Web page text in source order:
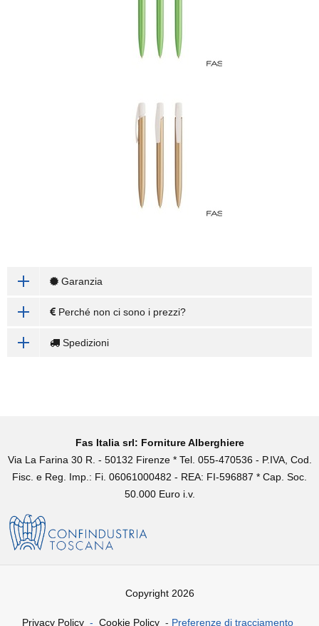
Garanzia
Perché non ci sono i prezzi?
Spedizioni
Fas Italia srl: Forniture Alberghiere
Via La Farina 30 R. - 50132 Firenze * Tel. 055-470536 - P.IVA, Cod.
Fisc. e Reg. Imp.: Fi. 06061000482 - REA: FI-596887 * Cap. Soc.
50.000 Euro i.v.
Copyright 2026
Privacy Policy - Cookie Policy - Preferenze di tracciamento